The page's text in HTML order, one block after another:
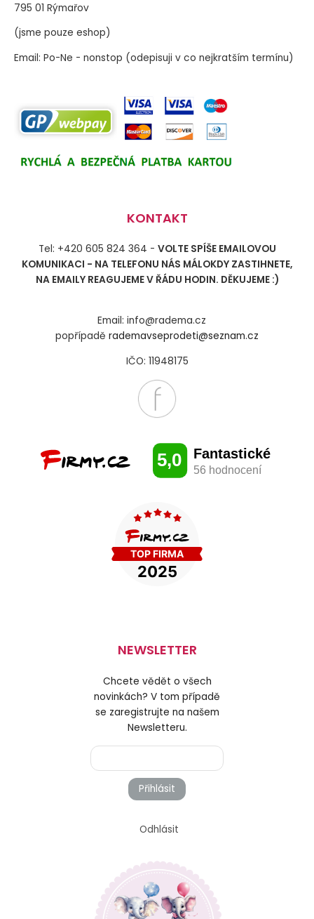
795 01 Rýmařov
(jsme pouze eshop)
Email: Po-Ne - nonstop (odepisuji v co nejkratším termínu)
KONTAKT
Tel: +420 605 824 364 - VOLTE SPÍŠE EMAILOVOU
KOMUNIKACI - NA TELEFONU NÁS MÁLOKDY ZASTIHNETE,
NA EMAILY REAGUJEME V ŘÁDU HODIN. DĚKUJEME :)
Email: info@radema.cz
popřípadě rademavseprodeti@seznam.cz
IČO: 11948175
NEWSLETTER
Chcete vědět o všech
novinkách? V tom případě
se zaregistrujte na našem
Newsletteru.
Přihlásit
Odhlásit